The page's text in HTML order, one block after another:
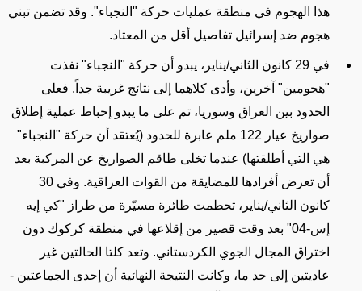
هذا الهجوم في منطقة عمليات حركة "النجباء". وقد تضمن تبني
هجوم ضد إسرائيل تفاصيل أقل من المعتاد.
في 29 كانون الثاني/يناير، يبدو أن حركة "النجباء" نفذت
"هجومين" آخرين، وأدى كلاهما إلى نتائج غريبة جداً. فعلى
الحدود بين العراق وسوريا، تم على ما يبدو إحباط عملية إطلاق
صواريخ عيار 122 ملم عابرة للحدود
(يُعتقد أن حركة "النجباء"
هي التي أطلقتها) عندما تخلى طاقم الصواريخ عن المركبة بعد
أن تعرض أفرادها للمضايقة من القوات العراقية. وفي 30
كانون الثاني/يناير، تحطمت طائرة مسيّرة من طراز "كي إيه
إس-04" بعد وقت قصير من إقلاعها في منطقة كركوك دون
اختراق المجال الجوي الكردستاني. وتعد كلتا الحالتين غير
عاديتين إلى حد ما، وكانت النتيجة النهائية أن إحدى الجماعتين -